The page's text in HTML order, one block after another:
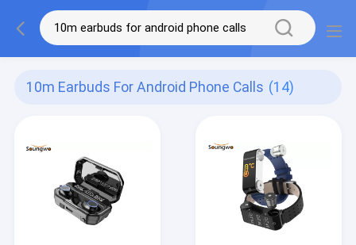
10m Earbuds For Android Phone Calls (14)